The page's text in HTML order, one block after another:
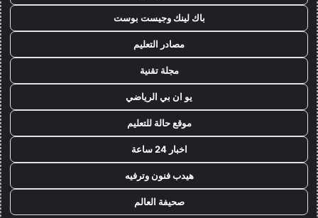
باك لينك وجيست بوست
مصادر التعليم
مجلة تقنية
يو ان بي الرياضي
موقع حالة للتعليم
اخبار 24 ساعة
هيدب فنون وترفيه
صحيفة العالم